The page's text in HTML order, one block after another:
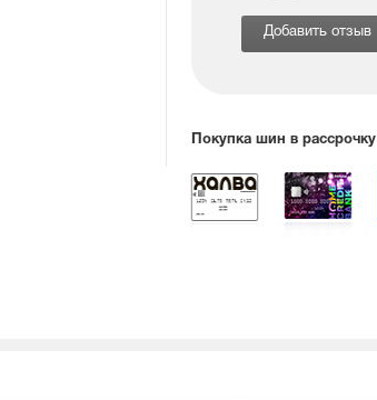
Добавить отзыв
Покупка шин в рассрочку